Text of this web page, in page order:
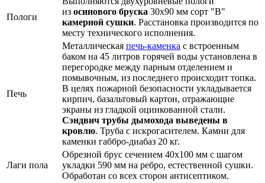
Пологи
из осинового бруска 30х90 мм сорт "В"
камерной сушки. Расстановка производится по
месту технического исполнения.
Печь
Металлическая печь-каменка с встроенным
баком на 45 литров горячей воды установлена в
перегородке между парным отделением и
помывочным, из последнего происходит топка.
В целях пожарной безопасности укладывается
кирпич, базальтовый картон, отражающие
экраны из гладкой оцинкованной стали.
Сэндвич трубы дымохода выведены в
кровлю. Труба с искрогасителем. Камни для
каменки габбро-диабаз 20 кг.
Лаги пола
Обрезной брус сечением 40х100 мм с шагом
укладки 590 мм на ребро, естественной сушки.
Обработан со всех сторон антисептиком.